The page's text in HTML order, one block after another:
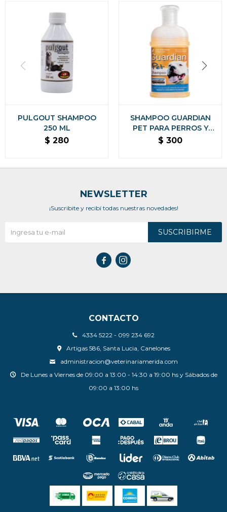
PULGOUT SHAMPOO
250 ML
$ 280
SHAMPOO GUARDIAN
PET PARA PERROS Y
GATOS PULGUICIDA Y
$ 300
CONTACTO
4334 5222 - 099 234 692
Artigas 586, Santa Lucia, Canelones
administracion@veterinariamerida.com
De Lunes a Viernes de 09:00 a 13:00 - 14:30 a 19:00 hs y Sábados de
09:00 a 13:00 hs
NEWSLETTER
¡Suscribite y recibí todas nuestras novedades!
SUSCRIBIRME
 